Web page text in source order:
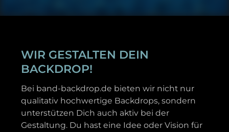
WIR GESTALTEN DEIN
BACKDROP!
Bei band-backdrop.de bieten wir nicht nur
qualitativ hochwertige Backdrops, sondern
unterstützen Dich auch aktiv bei der
Gestaltung. Du hast eine Idee oder Vision für